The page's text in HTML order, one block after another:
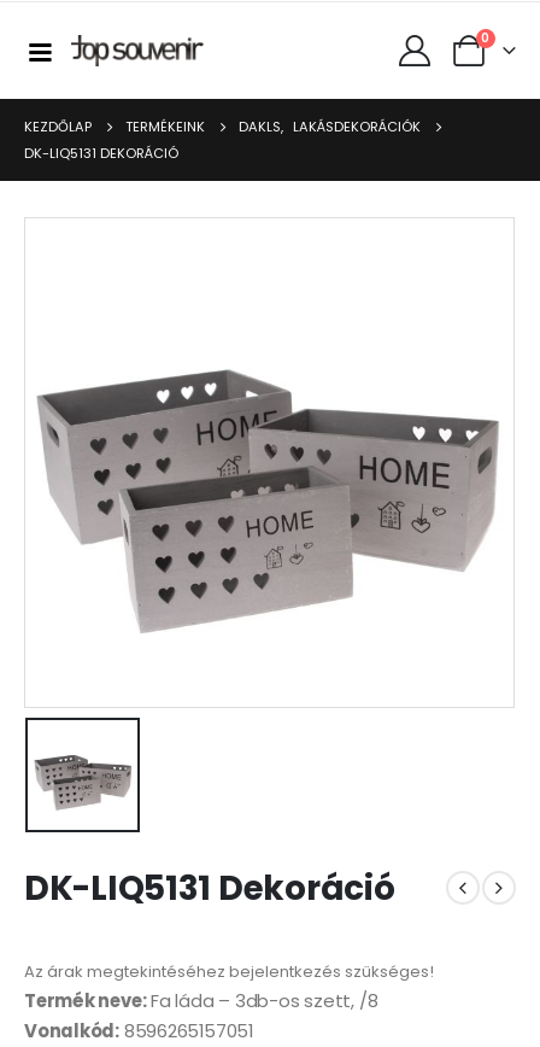
0
KEZDŐLAP TERMÉKEINK DAKLS, LAKÁSDEKORÁCIÓK
DK-LIQ5131 DEKORÁCIÓ
DK-LIQ5131 Dekoráció
Az árak megtekintéséhez bejelentkezés szükséges!
Termék neve:Fa láda – 3db-os szett, /8
Vonalkód:8596265157051